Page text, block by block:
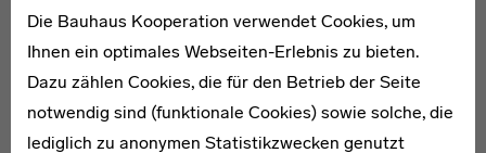
Die Bauhaus Kooperation verwendet Cookies, um
Ihnen ein optimales Webseiten-Erlebnis zu bieten.
Dazu zählen Cookies, die für den Betrieb der Seite
notwendig sind (funktionale Cookies) sowie solche, die
lediglich zu anonymen Statistikzwecken genutzt
1. Tag: Kunst und
Backsteinexpressionismus